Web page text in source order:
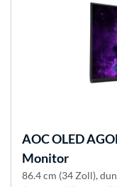
AOCOLED
Monitor
86.4 cm (34 Zoll),